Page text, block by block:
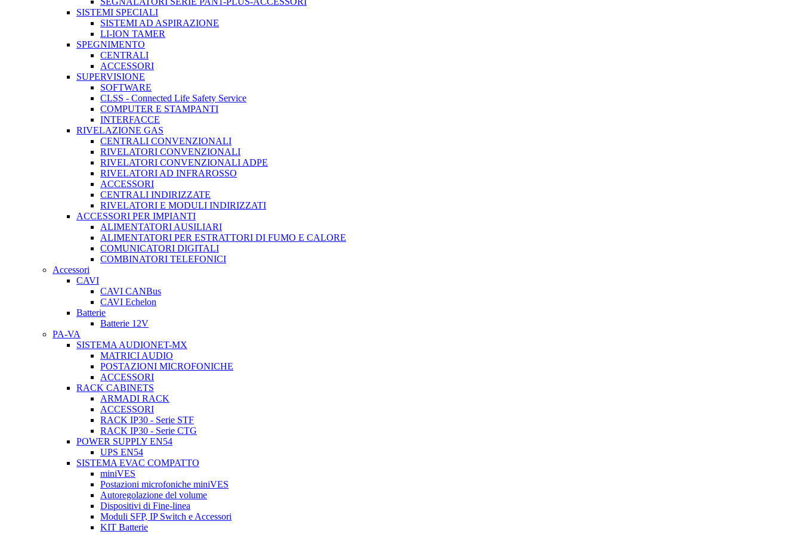
SISTEMI SPECIALI
SISTEMI AD ASPIRAZIONE
LI-ION TAMER
SPEGNIMENTO
CENTRALI
ACCESSORI
SUPERVISIONE
SOFTWARE
CLSS - Connected Life Safety Service
COMPUTER E STAMPANTI
INTERFACCE
RIVELAZIONE GAS
CENTRALI CONVENZIONALI
RIVELATORI CONVENZIONALI
RIVELATORI CONVENZIONALI ADPE
RIVELATORI AD INFRAROSSO
ACCESSORI
CENTRALI INDIRIZZATE
RIVELATORI E MODULI INDIRIZZATI
ACCESSORI PER IMPIANTI
ALIMENTATORI AUSILIARI
ALIMENTATORI PER ESTRATTORI DI FUMO E CALORE
COMUNICATORI DIGITALI
COMBINATORI TELEFONICI
Accessori
CAVI
CAVI CANBus
CAVI Echelon
Batterie
Batterie 12V
PA-VA
SISTEMA AUDIONET-MX
MATRICI AUDIO
POSTAZIONI MICROFONICHE
ACCESSORI
RACK CABINETS
ARMADI RACK
ACCESSORI
RACK IP30 - Serie STF
RACK IP30 - Serie CTG
POWER SUPPLY EN54
UPS EN54
SISTEMA EVAC COMPATTO
miniVES
Postazioni microfoniche miniVES
Autoregolazione del volume
Dispositivi di Fine-linea
Moduli SFP, IP Switch e Accessori
KIT Batterie